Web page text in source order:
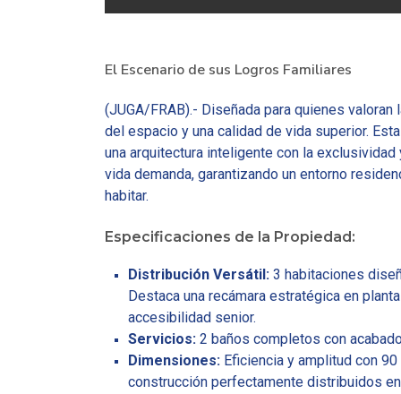
El Escenario de sus Logros Familiares
(JUGA/FRAB).- Diseñada para quienes
del espacio y una calidad de vida superior.
una arquitectura inteligente con la
vida demanda, garantizando un entorno
habitar.
Especificaciones de la Propiedad:
Distribución Versátil: 3 habitaciones
Destaca una recámara estratégica en
accesibilidad senior.
Servicios: 2 baños completos con
Dimensiones: Eficiencia y amplitud con
construcción perfectamente distribuidos